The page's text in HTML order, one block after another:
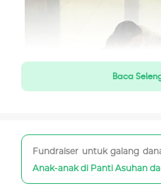
Baca
Fundraiser untuk galang
Anak-anak di Panti Asuhan